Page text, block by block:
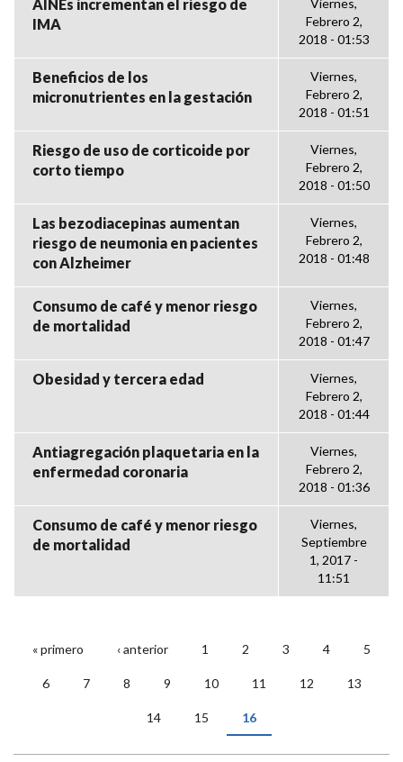
AINEs incrementan el riesgo de
IMA
Viernes,
Febrero 2,
2018 - 01:53
Beneficios de los
micronutrientes en la gestación
Viernes,
Febrero 2,
2018 - 01:51
Riesgo de uso de corticoide por
corto tiempo
Viernes,
Febrero 2,
2018 - 01:50
Las bezodiacepinas aumentan
riesgo de neumonia en pacientes
con Alzheimer
Viernes,
Febrero 2,
2018 - 01:48
Consumo de café y menor riesgo
de mortalidad
Viernes,
Febrero 2,
2018 - 01:47
Obesidad y tercera edad
Viernes,
Febrero 2,
2018 - 01:44
Antiagregación plaquetaria en la
enfermedad coronaria
Viernes,
Febrero 2,
2018 - 01:36
Consumo de café y menor riesgo
de mortalidad
Viernes,
Septiembre
1, 2017 -
11:51
PÁGINAS
« primero ‹ anterior 1 2 3 4 5
6 7 8 9 10 11 12 13
14 15 16